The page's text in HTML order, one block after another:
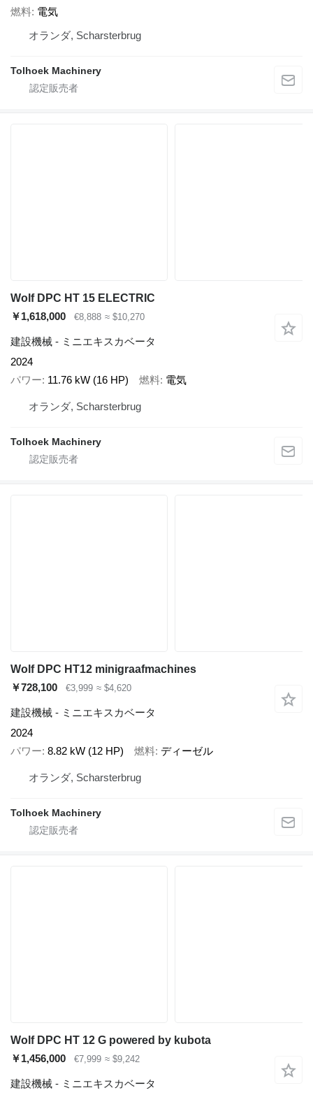
燃料 電気
オランダ, Scharsterbrug
Tolhoek Machinery
Wolf DPC HT 15 ELECTRIC
￥1,618,000
€8,888 ≈ $10,270
建設機械 - ミニエキスカベータ
2024
パワー 11.76 kW (16 HP) 燃料 電気
オランダ, Scharsterbrug
Tolhoek Machinery
Wolf DPC HT12 minigraafmachines
￥728,100
€3,999 ≈ $4,620
建設機械 - ミニエキスカベータ
2024
パワー 8.82 kW (12 HP) 燃料 ディーゼル
オランダ, Scharsterbrug
Tolhoek Machinery
Wolf DPC HT 12 G powered by kubota
￥1,456,000
€7,999 ≈ $9,242
建設機械 - ミニエキスカベータ